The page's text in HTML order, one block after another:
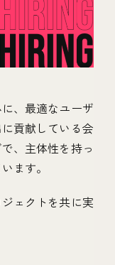
、最適なユーザ
貢献している会
、主体性を持っ
ます。
ェクトを共に実